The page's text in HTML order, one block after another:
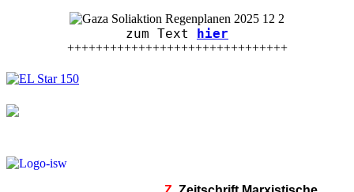
zum Text hier
+++++++++++++++++++++++++++++++